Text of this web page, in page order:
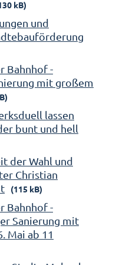
kB)
und
Bahnhof -
mit großem
lassen
bunt und hell
der Wahl und
Christian
(115 kB)
Bahnhof -
Sanierung mit
Mai ab 11